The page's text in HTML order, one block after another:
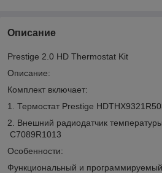
Описание
Prestige 2.0 HD Thermostat Kit
Описание:
Комплект включает:
1. Термостат Prestige
2. Внешний радиодатчик
C7089R1013
Особенности:
Функциональный и